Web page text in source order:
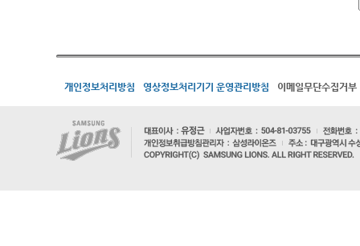
개인정보처리방침 영상정보처리기기 운영관리방침 이메일무단수집거부